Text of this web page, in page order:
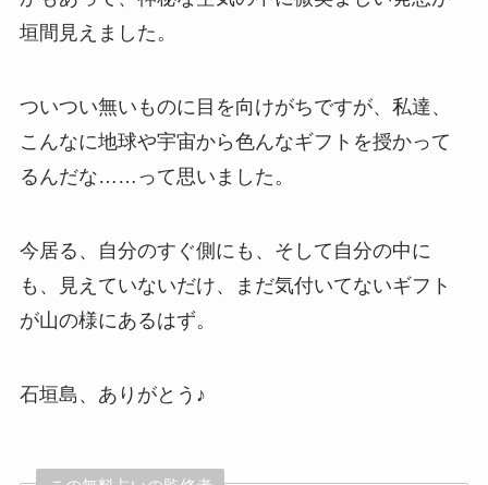
垣間見えました。
ついつい無いものに目を向けがちですが、私達、
こんなに地球や宇宙から色んなギフトを授かって
るんだな……って思いました。
今居る、自分のすぐ側にも、そして自分の中に
も、見えていないだけ、まだ気付いてないギフト
が山の様にあるはず。
石垣島、ありがとう♪